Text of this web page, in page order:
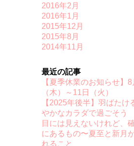
2016年2月
2016年1月
2015年12月
2015年8月
2014年11月
最近の記事
【夏季休業のお知らせ】8
（木）～11日（火）
【2025年後半】羽ばたけ
やかなカラダで過ごそう
目には見えないけれど、
にあるもの〜夏至と新月
れること